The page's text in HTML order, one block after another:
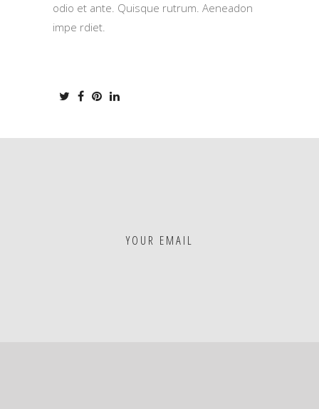
odio et ante. Quisque rutrum. Aeneadon
impe rdiet.